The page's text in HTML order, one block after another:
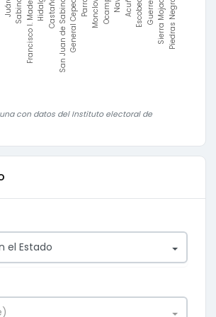
Juárez SabinasFrancisco I. MaderoHidalgoCastañosSan Juan de SabinasGeneral Cepeda Parras Monclova Ocampo Acuña Escobedo GuerreroSierra MojadaPiedras Negras
con datos del Instituto electoral de
el Estado